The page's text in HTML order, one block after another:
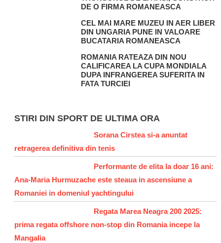
DE O FIRMA ROMANEASCA
CEL MAI MARE MUZEU IN AER LIBER
DIN UNGARIA PUNE IN VALOARE
BUCATARIA ROMANEASCA
ROMANIA RATEAZA DIN NOU
CALIFICAREA LA CUPA MONDIALA
DUPA INFRANGEREA SUFERITA IN
FATA TURCIEI
STIRI DIN SPORT DE ULTIMA ORA
Sorana Cirstea si-a anuntat
retragerea definitiva din tenis
Performante de elita la doar 16 ani:
Ana-Maria Hurmuzache este steaua in ascensiune a
Romaniei in domeniul yachtingului
Regata Marea Neagra 200 2025:
prima regata offshore non-stop din Romania incepe la
Mangalia